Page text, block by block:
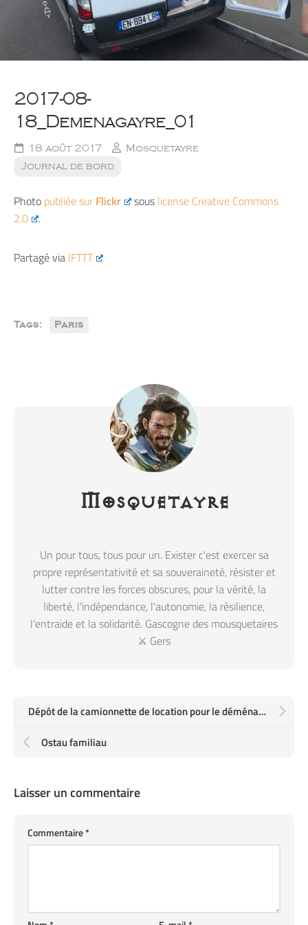
2017-08-
18_Demenagayre_01
18 août 2017
Mosquetayre
Journal de bord
Photo publiée surFlickr sous license Creative Commons
2.0
.
Partagé via IFTTT
Tags: Paris
Mosquetayre
Un pour tous, tous pour un. Exister c'est exercer sa
propre représentativité et sa souveraineté, résister et
lutter contre les forces obscures, pour la vérité, la
liberté, l'indépendance, l'autonomie, la résilience,
l'entraide et la solidarité. Gascogne des mousquetaires
⚔️ Gers
Dépôt de la camionnette de location pour le déménagement. À petrouchnok. Ou plutôt au fond de la trappe… maintenant il faut rentrer
Ostau familiau
Laisser un commentaire
Commentaire*